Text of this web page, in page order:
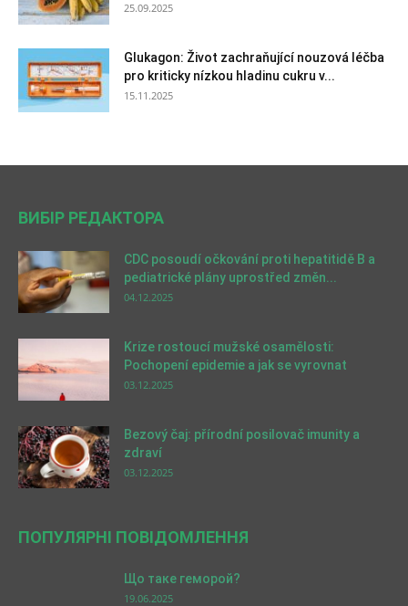
25.09.2025
Glukagon: Život zachraňující nouzová léčba
pro kriticky nízkou hladinu cukru v...
15.11.2025
ВИБІР РЕДАКТОРА
CDC posoudí očkování proti hepatitidě B a
pediatrické plány uprostřed změn...
04.12.2025
Krize rostoucí mužské osamělosti:
Pochopení epidemie a jak se vyrovnat
03.12.2025
Bezový čaj: přírodní posilovač imunity a
zdraví
03.12.2025
ПОПУЛЯРНІ ПОВІДОМЛЕННЯ
Що таке геморой?
19.06.2025